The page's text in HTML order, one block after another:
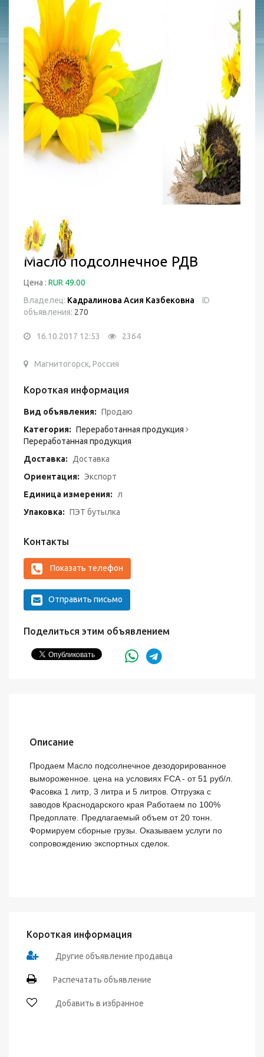
Масло подсолнечное РДВ
Цена : RUR 49.00
Владелец: Кадралинова Асия Казбековна
ID
объявления: 270
16.10.2017 12:53 2364
Магнитогорск, Россия
Короткая информация
Вид объявления: Продаю
Категория: Переработанная продукция
Переработанная продукция
Доставка:
Доставка
Ориентация: Экспорт
Единица измерения:
л
Упаковка: ПЭТ бутылка
Контакты
Показать телефон
Отправить письмо
Поделиться этим объявлением
Описание
Продаем Масло подсолнечное дезодорированное
вымороженное. цена на условиях FCA - от 51 руб/л.
Фасовка 1 литр, 3 литра и 5 литров. Отгрузка с
заводов Краснодарского края Работаем по 100%
Предоплате. Предлагаемый объем от 20 тонн.
Формируем сборные грузы. Оказываем услуги по
сопровождению экспортных сделок.
Короткая информация
Другие объявление продавца
Распечатать объявление
Добавить в избранное